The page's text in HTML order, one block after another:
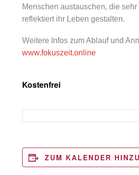
Menschen austauschen, die
reflektiert ihr Leben gestalten.
Weitere Infos zum Ablauf und
www.fokuszeit.online
Kostenfrei
ZUM KALENDER